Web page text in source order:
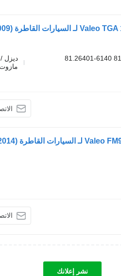
405001 81264016138 81.26401-6138 81264016140 81.26401-6140
ديزل /
مازوت
نشر إعلانك